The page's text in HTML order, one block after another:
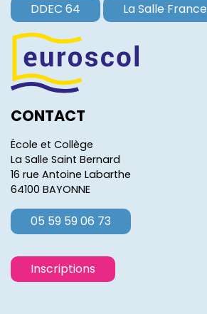
DDEC 64 La Salle France
CONTACT
École et Collège
La Salle Saint Bernard
16 rue Antoine Labarthe
64100 BAYONNE
05 59 59 06 73
Inscriptions